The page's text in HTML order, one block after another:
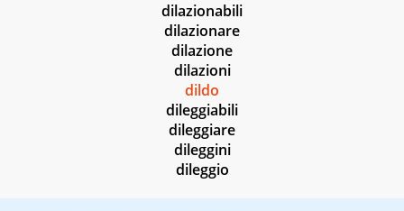
dilazionabili
dilazionare
dilazione
dilazioni
dildo
dileggiabili
dileggiare
dileggini
dileggio